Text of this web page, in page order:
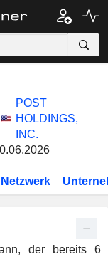
POST
HOLDINGS,
INC.
der bereits 6